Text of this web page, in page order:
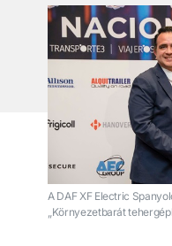
A DAF XF Electric
„Környezetbarát